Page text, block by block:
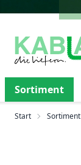
Sortiment
Start Sortiment